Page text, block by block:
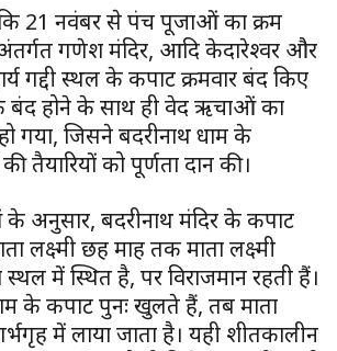
कि 21 नवंबर से पंच पूजाओं का क्रम
गणेश मंदिर, आदि केदारेश्वर और
गद्दी स्थल के कपाट क्रमवार बंद किए
बंद होने के साथ ही वेद ऋचाओं का
गया, जिसने बदरीनाथ धाम के
को पूर्णता प्रदान की।
के अनुसार, बदरीनाथ मंदिर के कपाट
लक्ष्मी छह माह तक माता लक्ष्मी
स्थल में स्थित है, पर विराजमान रहती हैं।
के कपाट पुनः खुलते हैं, तब माता
में लाया जाता है। यही शीतकालीन